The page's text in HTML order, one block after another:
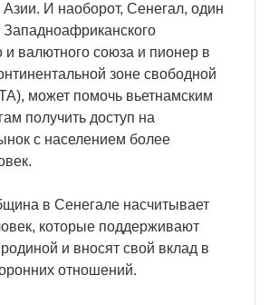
И наоборот, Сенегал, один
Западноафриканского
и валютного союза и пионер в
зоне свободной
может помочь вьетнамским
получить доступ на
с населением более
в Сенегале насчитывает
которые поддерживают
и вносят свой вклад в
отношений.